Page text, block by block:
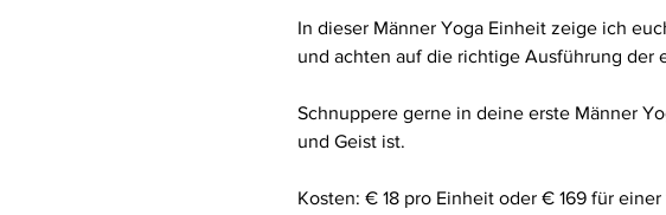
In dieser Männer Yoga Einheit zeige ich
und achten auf die richtige Ausführung der
Schnuppere gerne in deine erste Männer
und Geist ist.
Kosten: € 18 pro Einheit oder € 169 für einer